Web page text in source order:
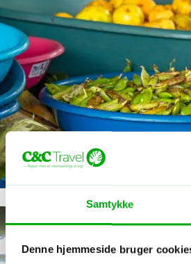
Samtykke
Denne hjemmeside bruger